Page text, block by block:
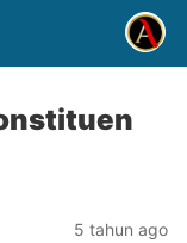
5 tahun ago